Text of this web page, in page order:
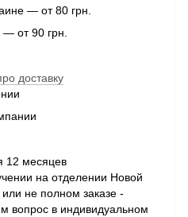
— от 80 грн.
от 90 грн.
доставку
12 месяцев
на отделении Новой
не полном заказе -
вопрос в индивидуальном